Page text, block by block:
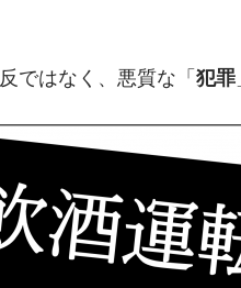
ではなく、悪質な「 犯罪